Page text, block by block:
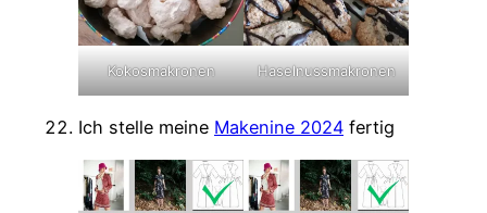
Kokosmakronen Haselnussmakronen
Ich stelle meine Makenine 2024 fertig